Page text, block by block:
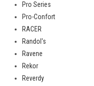
Pro Series
Pro-Confort
RACER
Randol's
Ravene
Rekor
Reverdy